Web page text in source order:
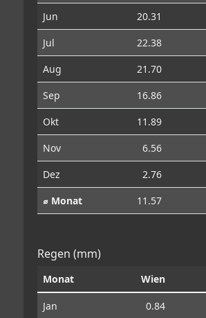
Jun
20.31
Jul
22.38
Aug
21.70
Sep
16.86
Okt
11.89
Nov
6.56
Dez
2.76
⌀ Monat
11.57
Regen (mm)
Monat Wien
Jan 0.84